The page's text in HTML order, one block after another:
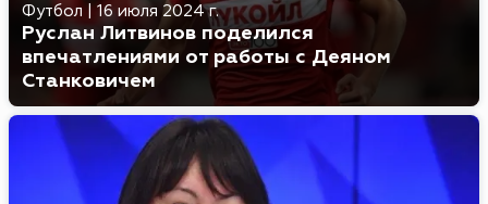
Футбол 16 июля 2024 г.
Руслан Литвинов поделился
впечатлениями от работы с Деяном
Станковичем